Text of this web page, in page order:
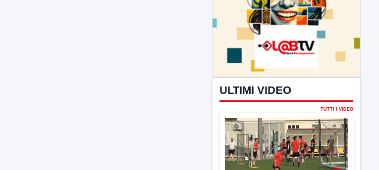
ULTIMI VIDEO
▶
7 AGOSTO 2026 SPORT BENEVENTO
Benevento Calcio: Le scelte di
Floro Flores per il debutto di Coppa
Italia